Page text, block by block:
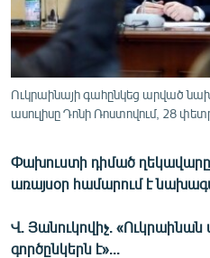
ՄԵԿՆԱԲԱՆՈՒԹՅՈՒՆ
ՏՏ ԵՒ ԻՆՏԵՐՆԵՏ
ԱՐԽԻՎ
ԲԱՆԱՎԵՃ
ՓՈԴՔԱՍԹ
Ուկրաինայի գահընկեց արված
ասուլիսը Դոնի Ռոստովում, 28
Փախուստի դիմած ղեկավարը
առայսօր համարում է
Վ. Յանուկովիչ.
գործընկերն է»...